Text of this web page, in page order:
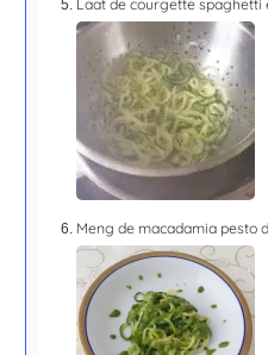
Laat de courgette
Meng de macadamia pesto